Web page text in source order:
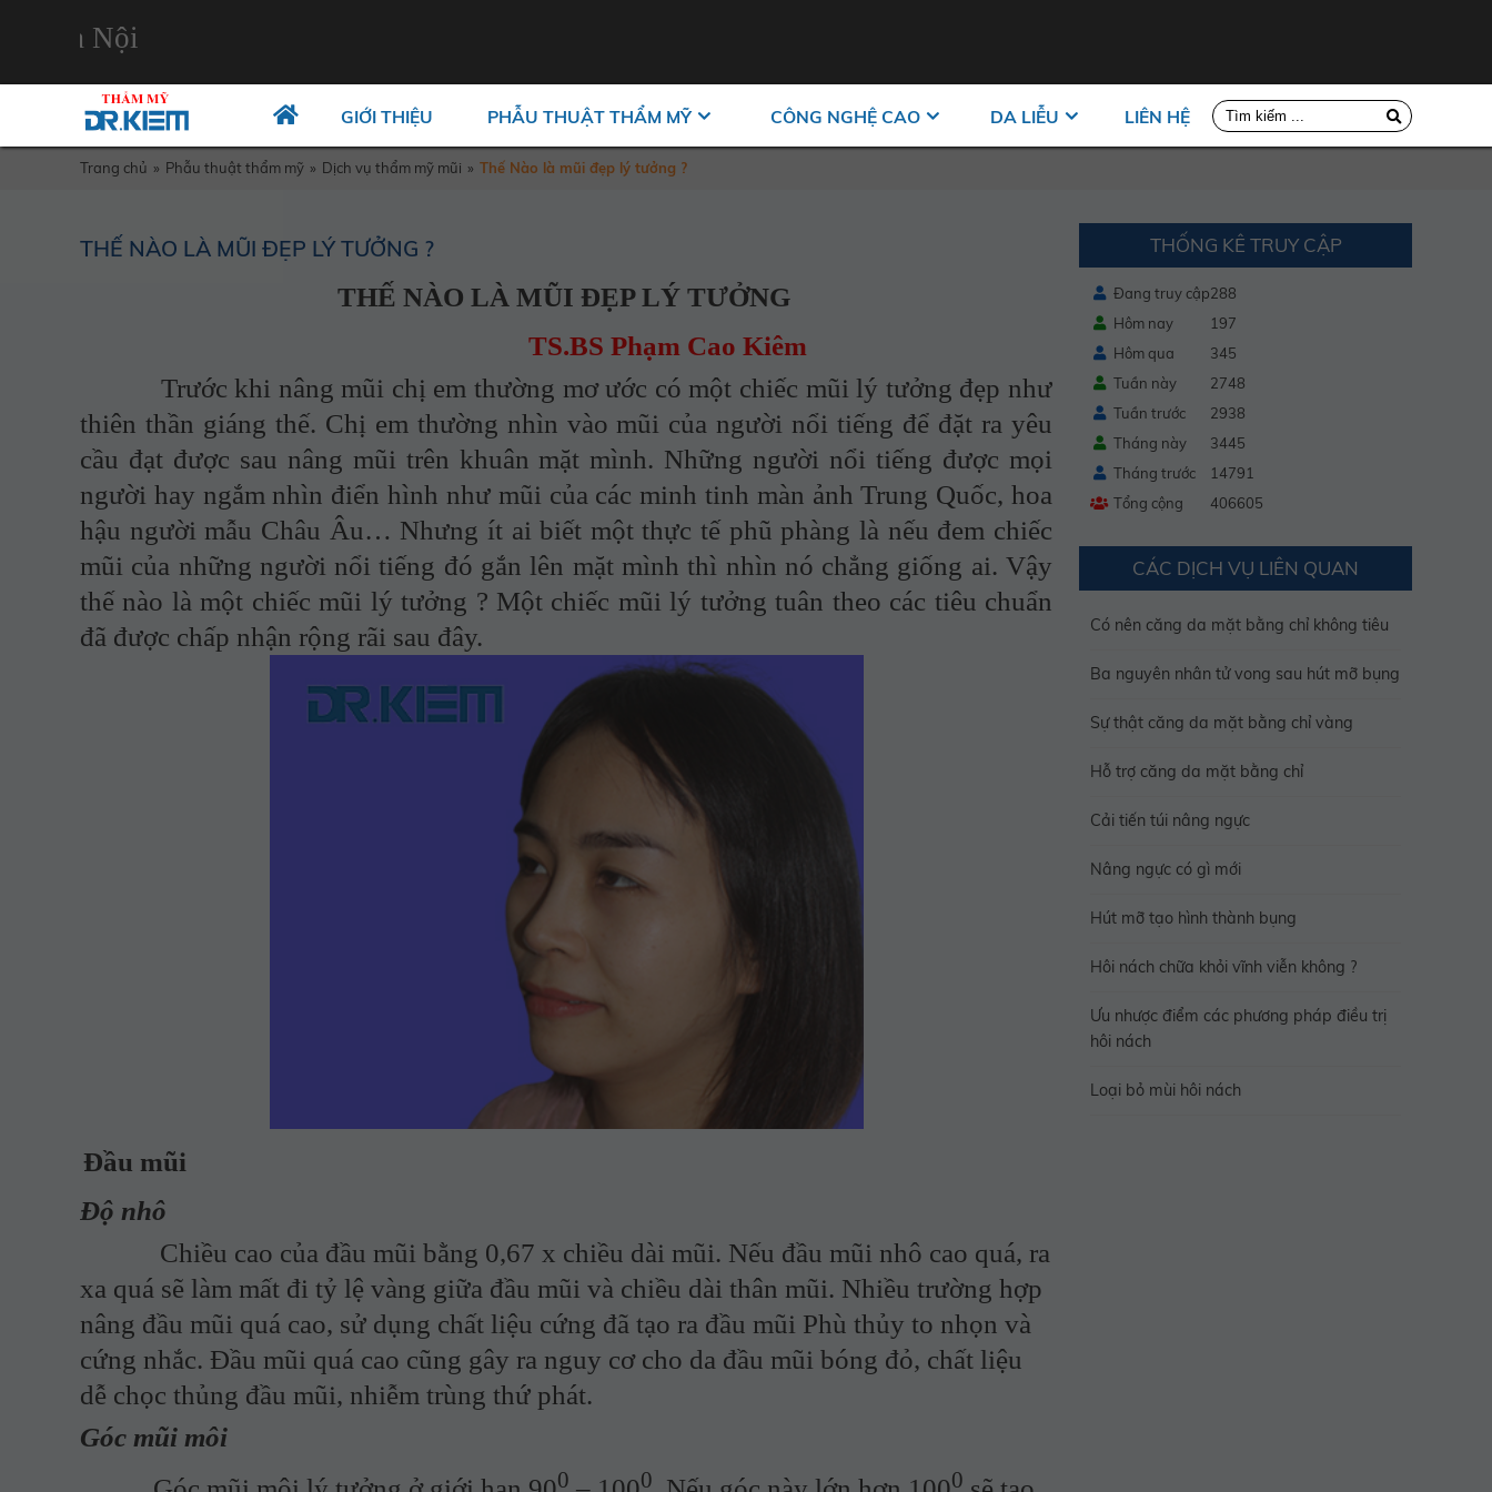
GIỚI THIỆU PHẪU THUẬT THẨM MỸ CÔNG NGHỆ CAO DA LIỄU LIÊN HỆ
Trang chủ » Phẫu thuật thẩm mỹ » Dịch vụ thẩm mỹ mũi » Thế Nào là mũi đẹp lý tưởng ?
THẾ NÀO LÀ MŨI ĐẸP LÝ TƯỞNG ?
THẾ NÀO LÀ MŨI ĐẸP LÝ TƯỞNG
TS.BS Phạm Cao Kiêm
Trước khi nâng mũi chị em thường mơ ước có một chiếc mũi lý tưởng đẹp như
thiên thần giáng thế. Chị em thường nhìn vào mũi của người nổi tiếng để đặt ra yêu
cầu đạt được sau nâng mũi trên khuân mặt mình. Những người nổi tiếng được mọi
người hay ngắm nhìn điển hình như mũi của các minh tinh màn ảnh Trung Quốc, hoa
hậu người mẫu Châu Âu… Nhưng ít ai biết một thực tế phũ phàng là nếu đem chiếc
mũi của những người nổi tiếng đó gắn lên mặt mình thì nhìn nó chẳng giống ai. Vậy
thế nào là một chiếc mũi lý tưởng ? Một chiếc mũi lý tưởng tuân theo các tiêu chuẩn
đã được chấp nhận rộng rãi sau đây.
Đầu mũi
Độ nhô
Chiều cao của đầu mũi bằng 0,67 x chiều dài mũi. Nếu đầu mũi nhô cao quá, ra
xa quá sẽ làm mất đi tỷ lệ vàng giữa đầu mũi và chiều dài thân mũi. Nhiều trường hợp
nâng đầu mũi quá cao, sử dụng chất liệu cứng đã tạo ra đầu mũi Phù thủy to nhọn và
cứng nhắc. Đầu mũi quá cao cũng gây ra nguy cơ cho da đầu mũi bóng đỏ, chất liệu
dễ chọc thủng đầu mũi, nhiễm trùng thứ phát.
Góc mũi môi
0 0 0
THỐNG KÊ TRUY CẬP
Đang truy cập288
Hôm nay
197
Hôm qua
345
Tuần này
2748
Tuần trước
2938
Tháng này
3445
Tháng trước
14791
Tổng cộng
406605
CÁC DỊCH VỤ LIÊN QUAN
Có nên căng da mặt bằng chỉ không tiêu
Ba nguyên nhân tử vong sau hút mỡ bụng
Sự thật căng da mặt bằng chỉ vàng
Hỗ trợ căng da mặt bằng chỉ
Cải tiến túi nâng ngực
Nâng ngực có gì mới
Hút mỡ tạo hình thành bụng
Hôi nách chữa khỏi vĩnh viễn không ?
Ưu nhược điểm các phương pháp điều trị
hôi nách
Loại bỏ mùi hôi nách